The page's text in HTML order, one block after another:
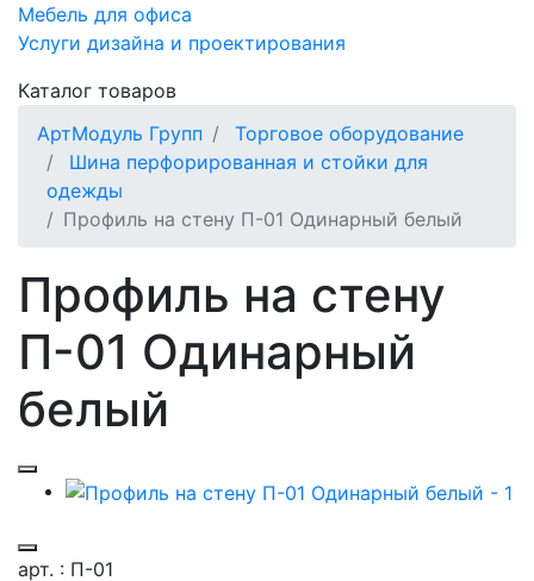
Мебель для офиса
Услуги дизайна и проектирования
Каталог товаров
АртМодуль Групп
Торговое оборудование
Шина перфорированная и стойки для
одежды
Профиль на стену П-01 Одинарный белый
Профиль на стену
П-01 Одинарный
белый
арт. : П-01